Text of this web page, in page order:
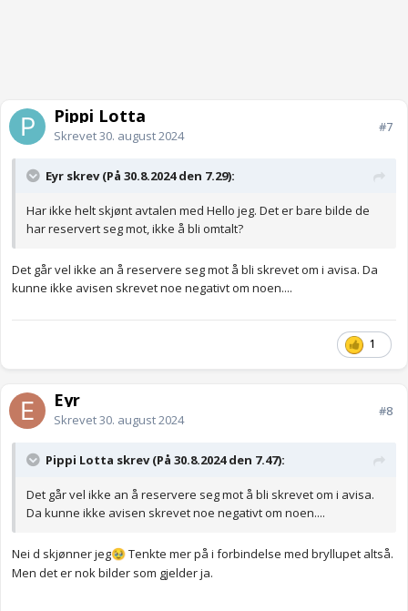
Pippi Lotta
Skrevet30. august 2024
#7
Eyr skrev (På 30.8.2024 den 7.29):
Har ikke helt skjønt avtalen med Hello jeg. Det er bare bilde de
har reservert seg mot, ikke å bli omtalt?
Det går vel ikke an å reservere seg mot å bli skrevet om i avisa. Da
kunne ikke avisen skrevet noe negativt om noen....
1
Eyr
Skrevet30. august 2024
#8
Pippi Lotta skrev (På 30.8.2024 den 7.47):
Det går vel ikke an å reservere seg mot å bli skrevet om i avisa.
Da kunne ikke avisen skrevet noe negativt om noen....
Nei d skjønner jeg🥹 Tenkte mer på i forbindelse med bryllupet altså.
Men det er nok bilder som gjelder ja.